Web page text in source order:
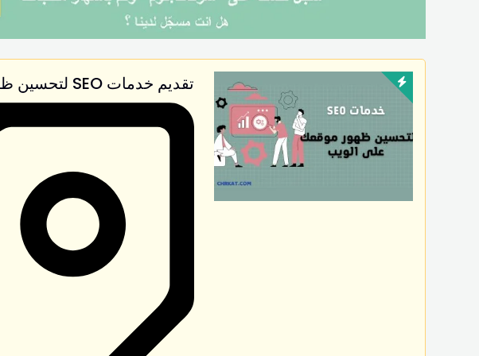
تقديم خدمات SEO لتحسين ظهور موقعك على الويب